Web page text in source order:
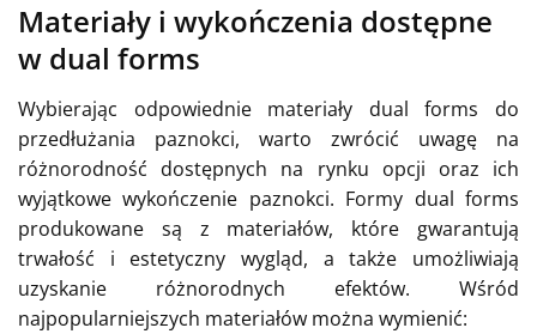
Materiały i wykończenia dostępne
w dual forms
Wybierając odpowiednie materiały dual forms do
przedłużania paznokci, warto zwrócić uwagę na
różnorodność dostępnych na rynku opcji oraz ich
wyjątkowe wykończenie paznokci. Formy dual forms
produkowane są z materiałów, które gwarantują
trwałość i estetyczny wygląd, a także umożliwiają
uzyskanie różnorodnych efektów. Wśród
najpopularniejszych materiałów można wymienić: